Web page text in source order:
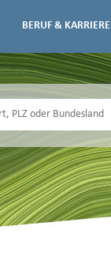
BERUF & KARRIERE